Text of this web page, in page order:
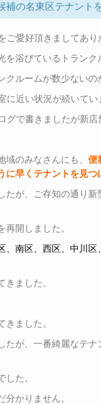
補の名東区テナント
愛好頂きましてあり
を浴びているトランク
ルームが数少ないの
に近い状況が続いてい
グで書きましたが新店
域のみなさんにも、便
に早くテナントを見つ
たが、ご存知の通り
開しました。
、南区、西区、中川区
ました。
ました。
たが、一番綺麗なテ
た。
分かりません。